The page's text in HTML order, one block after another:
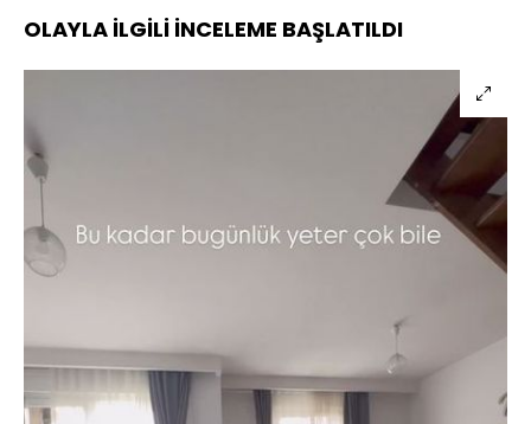
OLAYLA İLGİLİ İNCELEME BAŞLATILDI